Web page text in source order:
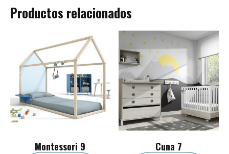
Productos relacionados
Montessori 9 Cuna 7